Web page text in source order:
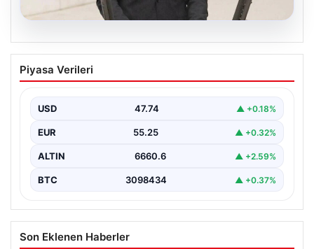
07.08.2026
AKP’li isimden skandal sözler! Barınma
sorunundan gençleri sorumlu tuttu
Sorunu ve Gençlerin Sorumluluğu Üzerine Tartışmalar",
"content":…
Piyasa Verileri
USD 47.74 ▲ +0.18%
EUR 55.25 ▲ +0.32%
ALTIN 6660.6 ▲ +2.59%
BTC 3098434 ▲ +0.37%
Son Eklenen Haberler